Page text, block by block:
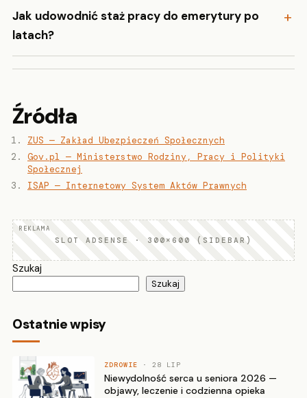
Jak udowodnić staż pracy do emerytury po
latach?
Źródła
ZUS — Zakład Ubezpieczeń Społecznych
Gov.pl — Ministerstwo Rodziny, Pracy i Polityki
Społecznej
ISAP — Internetowy System Aktów Prawnych
SLOT ADSENSE · 300×600 (SIDEBAR)
Szukaj
Szukaj
Ostatnie wpisy
ZDROWIE · 28 LIP
Niewydolność serca u seniora 2026 —
objawy, leczenie i codzienna opieka